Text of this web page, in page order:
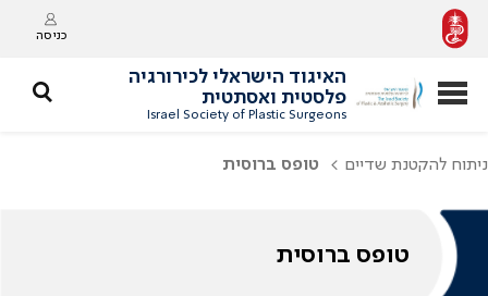
כניסה
האיגוד הישראלי לכירורגיה
פלסטית ואסתטית
Israel Society of Plastic Surgeons
ניתוח להקטנת שדיים טופס ברוסית
טופס ברוסית